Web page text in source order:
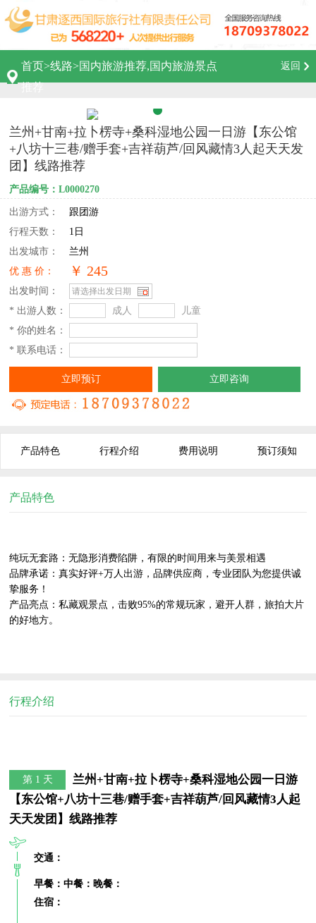
首页>线路>国内旅游推荐,国内旅游景点
返回
兰州+甘南+拉卜楞寺+桑科湿地公园一日游【东公馆
+八坊十三巷/赠手套+吉祥葫芦/回风藏情3人起天天发
团】线路推荐
产品编号：L0000270
出游方式：
跟团游
行程天数：
1日
出发城市：
兰州
优 惠 价：
￥ 245
出发时间：
* 出游人数：
成人
儿童
* 你的姓名：
* 联系电话：
立即预订 立即咨询
产品特色 行程介绍 费用说明 预订须知
产品特色
纯玩无套路：无隐形消费陷阱，有限的时间用来与美景相遇
品牌承诺：真实好评+万人出游，品牌供应商，专业团队为您提供诚
挚服务！
产品亮点：私藏观景点，击败95%的常规玩家，避开人群，旅拍大片
的好地方。
行程介绍
第 1 天
兰州+甘南+拉卜楞寺+桑科湿地公园一日游
【东公馆+八坊十三巷/赠手套+吉祥葫芦/回风藏情3人起
天天发团】线路推荐
交通：
早餐：中餐：晚餐：
住宿：